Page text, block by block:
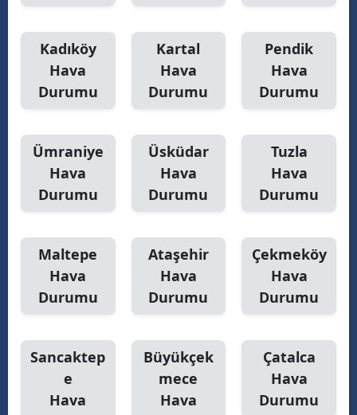
Kadıköy
Hava
Durumu
Kartal
Hava
Durumu
Pendik
Hava
Durumu
Ümraniye
Hava
Durumu
Üsküdar
Hava
Durumu
Tuzla
Hava
Durumu
Maltepe
Hava
Durumu
Ataşehir
Hava
Durumu
Çekmeköy
Hava
Durumu
Sancaktep
e
Hava
Büyükçek
mece
Hava
Çatalca
Hava
Durumu